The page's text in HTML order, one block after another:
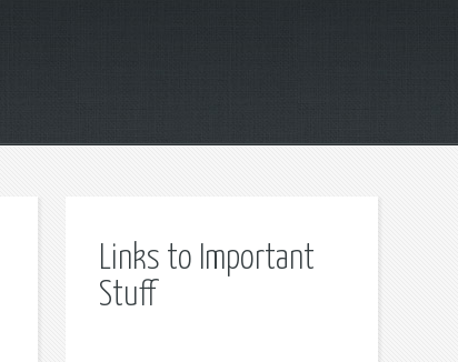
Links to Important
Stuff